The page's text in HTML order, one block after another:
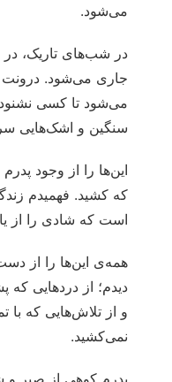
می‌شود.
در شب‌های تاریک،
جاری می‌شود. درونت
می‌شود تا کسی
سنگین و اشک‌هایی
این‌ها را از وجود
که کشید. فهمیدم
است که شادی را از
همه‌ی‌ این‌ها را از
دیدم؛ از دردهایی
و از تلاش‌هایی که با
نمی‌کشید.
پدرم کوهی از صبر و